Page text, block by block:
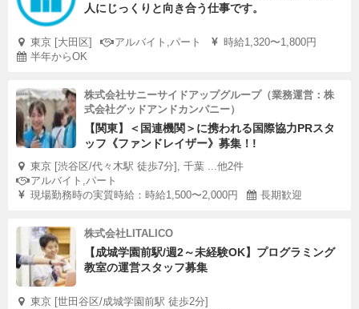
人にじっくりと向き合う仕事です。
東京 [大田区] アルバイト,パート
時給1,320〜1,800円
半年からOK
株式会社サニーサイドアップグループ（業務運営：株
式会社グッドアンドカンパニー）
【関東】＜国連機関＞に携われる国際協力PRスタ
ッフ《ファンドレイザー》募集！!
東京 [渋谷区/代々木駅 徒歩7分], 千葉 ...他2件
アルバイト,パート
現場勤務時の実質時給：時給1,500〜2,000円
長期歓迎
株式会社LITALICO
【成城学園前駅/週2～未経験OK】プログラミング
教室の運営スタッフ募集
東京 [世田谷区/成城学園前駅 徒歩2分]